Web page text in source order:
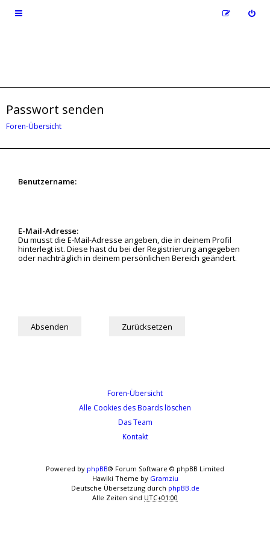
Passwort senden
Foren-Übersicht
Benutzername:
E-Mail-Adresse:
Du musst die E-Mail-Adresse angeben, die in deinem Profil
hinterlegt ist. Diese hast du bei der Registrierung angegeben
oder nachträglich in deinem persönlichen Bereich geändert.
Foren-Übersicht
Alle Cookies des Boards löschen
Das Team
Kontakt
Powered by phpBB® Forum Software © phpBB Limited
Hawiki Theme by Gramziu
Deutsche Übersetzung durch phpBB.de
Alle Zeiten sind UTC+01:00